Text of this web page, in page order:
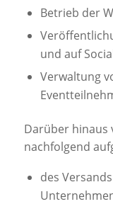
Betrieb der
und auf
Verwaltung
Darüber hinaus
nachfolgend
des